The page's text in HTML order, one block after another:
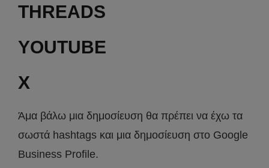
THREADS
YOUTUBE
X
Άμα βάλω μια δημοσίευση θα πρέπει να έχω τα
σωστά hashtags και μια δημοσίευση στο Google
Business Profile.